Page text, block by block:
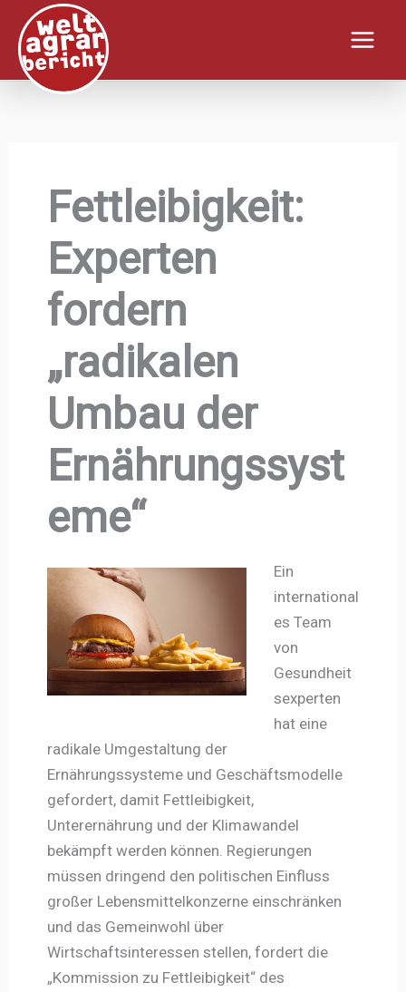
Inhalt
springen
Fettleibigkeit:
Experten
fordern
„radikalen
Umbau der
Ernährungssyst
eme“
Ein
international
es Team
von
Gesundheit
sexperten
hat eine
radikale Umgestaltung der
Ernährungssysteme und Geschäftsmodelle
gefordert, damit Fettleibigkeit,
Unterernährung und der Klimawandel
bekämpft werden können. Regierungen
müssen dringend den politischen Einfluss
großer Lebensmittelkonzerne einschränken
und das Gemeinwohl über
Wirtschaftsinteressen stellen, fordert die
„Kommission zu Fettleibigkeit“ des